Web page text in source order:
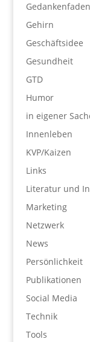
Gedankenfaden
Gehirn
Geschäftsidee
Gesundheit
GTD
Humor
in eigener
Innenleben
KVP/Kaizen
Links
Literatur und
Marketing
Netzwerk
News
Persönlichkeit
Publikationen
Social Media
Technik
Tools